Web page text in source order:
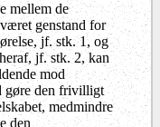
mellem de
genstand for
jf. stk. 1, og
jf. stk. 2, kan
mod
gøre den frivilligt
medmindre
den